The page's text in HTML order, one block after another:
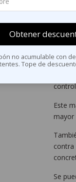
-
-Alto:
El
Este
mayor
contra
Se
Obtener
no acumulable con
Tope de